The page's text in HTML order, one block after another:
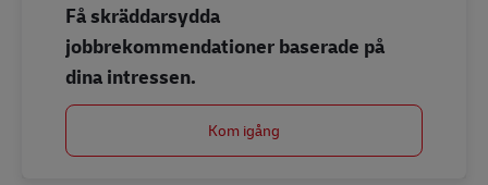
Få skräddarsydda
jobbrekommendationer baserade på
dina intressen.
Kom igång